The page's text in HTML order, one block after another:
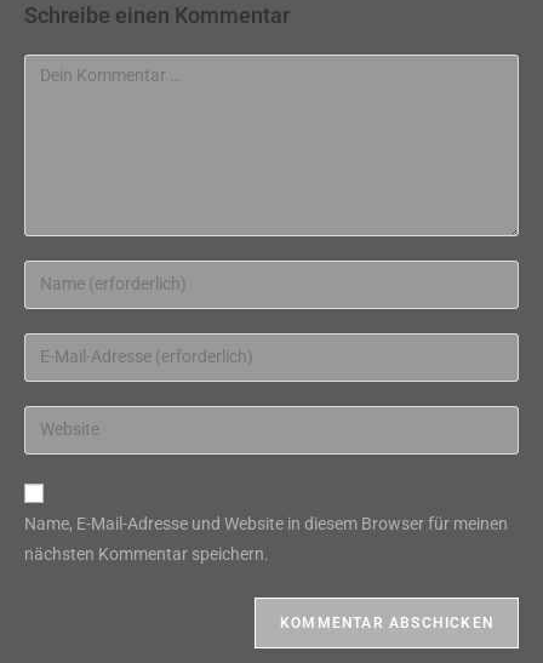
Schreibe einen Kommentar
Kommentar
Gib
deinen
Namen
oder
zum
Kommentieren
ein
Gib
deine
E-
Mail-
zum
Kommentieren
ein
Gib
deine
Website-
Name, E-Mail-Adresse und Website in diesem Browser für meinen
nächsten Kommentar speichern.